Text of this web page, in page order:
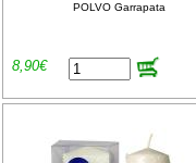
POLVO Garrapata
8,90€